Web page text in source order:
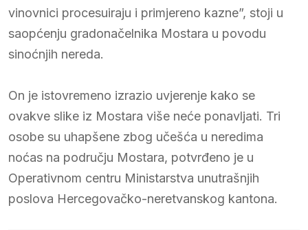
vinovnici procesuiraju i primjereno kazne”, stoji u
saopćenju gradonačelnika Mostara u povodu
sinoćnjih nereda.
On je istovremeno izrazio uvjerenje kako se
ovakve slike iz Mostara više neće ponavljati. Tri
osobe su uhapšene zbog učešća u neredima
noćas na području Mostara, potvrđeno je u
Operativnom centru Ministarstva unutrašnjih
poslova Hercegovačko-neretvanskog kantona.